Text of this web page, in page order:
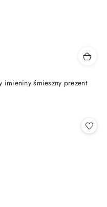
imieniny śmieszny prezent